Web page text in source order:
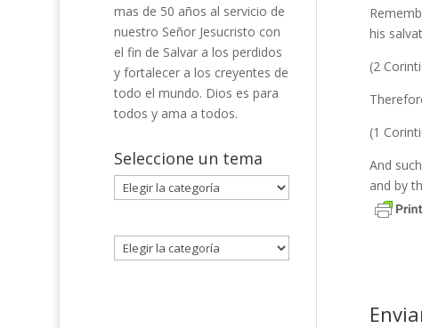
his
(2
(1
And
and by
mas de 50 años al servicio de
nuestro Señor Jesucristo con
el fin de Salvar a los perdidos
y fortalecer a los creyentes de
todo el mundo. Dios es para
todos y ama a todos.
Seleccione un tema
Seleccione
un